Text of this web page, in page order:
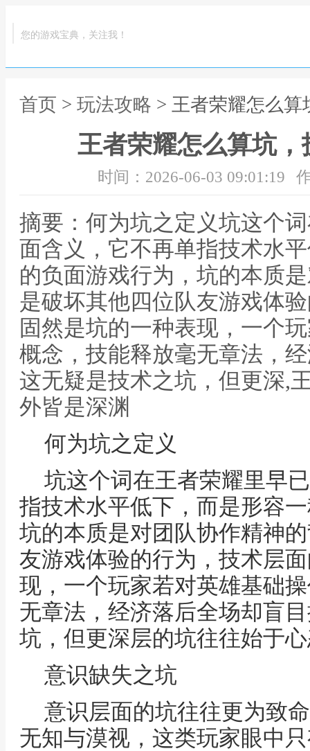
您的游戏宝典，关注我！
首页 > 玩法攻略 > 王者荣耀怎么
王者荣耀怎么算坑
时间：2026-06-03 09:01:19
摘要：何为坑之定义坑这个
面含义，它不再单指技术水
的负面游戏行为，坑的本质
是破坏其他四位队友游戏体
固然是坑的一种表现，一个
概念，技能释放毫无章法，
这无疑是技术之坑，但更深,
外皆是深渊
何为坑之定义
坑这个词在王者荣耀里早
指技术水平低下，而是形容
坑的本质是对团队协作精神
友游戏体验的行为，技术层
现，一个玩家若对英雄基础
无章法，经济落后全场却盲
坑，但更深层的坑往往始于
意识缺失之坑
意识层面的坑往往更为致
无知与漠视，这类玩家眼中